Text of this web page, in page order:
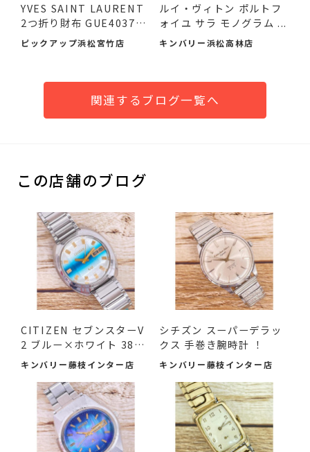
YVES SAINT LAURENT
2つ折り財布 GUE403723
ブラッ...
ピックアップ浜松宮竹店
ルイ・ヴィトン ポルトフ
ォイユ サラ モノグラム ...
キンバリー浜松高林店
関連するブログ一覧へ
この店舗のブログ
CITIZEN セブンスターV
2 ブルー×ホワイト 38m
m 中古品
キンバリー藤枝インター店
シチズン スーパーデラッ
クス 手巻き腕時計 ！
キンバリー藤枝インター店